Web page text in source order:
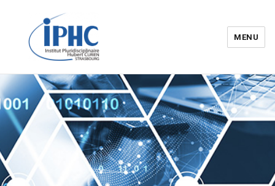
Institut pluridisciplinaire Hubert
Curien – IPHC
MENU